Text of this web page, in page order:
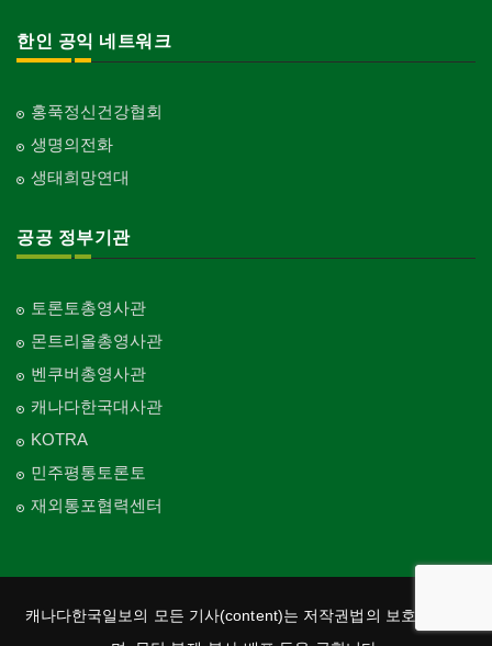
한인 공익 네트워크
홍푹정신건강협회
생명의전화
생태희망연대
공공 정부기관
토론토총영사관
몬트리올총영사관
벤쿠버총영사관
캐나다한국대사관
KOTRA
민주평통토론토
재외통포협력센터
캐나다한국일보의 모든 기사(content)는 저작권법의 보호를 받으